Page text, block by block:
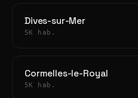
Dives-sur-Mer
5K hab.
Cormelles-le-Royal
5K hab.